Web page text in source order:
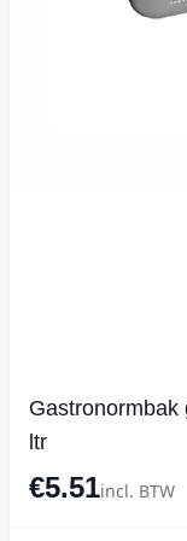
Gastronormbak
ltr
€5.51incl. BTW